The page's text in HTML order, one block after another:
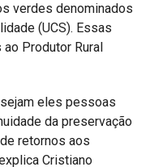
verdes denominados
(UCS). Essas
Produtor Rural
eles pessoas
da preservação
retornos aos
Cristiano